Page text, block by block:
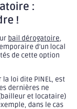
:
!
bail dérogatoire,
d’un local
de cette option
loi dite PINEL, est
dernières ne
et locataire)
dans le cas